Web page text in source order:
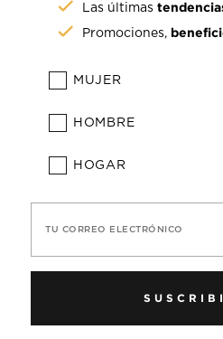
Las últimas
Promociones,
MUJER
HOMBRE
HOGAR
TU CORREO ELECTRÓNICO